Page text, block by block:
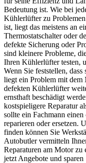
Bedeutung ist. Wie bei
Kühlerlüfter zu
ist, liegt das meistens an
Thermostatschalter oder
defekte Sicherung oder
sind kleinere Probleme,
Ihren Kühlerlüfter testen,
Wenn Sie feststellen,
liegt ein Problem mit dem
defekten Kühlerlüfter
ernsthaft beschädigt
kostspieligere Reparatur
sollte ein Fachmann
reparieren oder ersetzen.
finden können Sie
Autobutler vermitteln
Reparaturen am Motor zu
jetzt Angebote und sparen